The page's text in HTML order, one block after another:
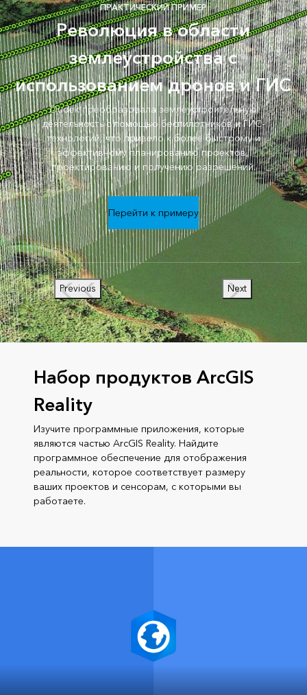
ПРАКТИЧЕСКИЙ ПРИМЕР
Революция в области
землеустройства с
использованием дронов и ГИС
Dudek преобразовала землеустроительную
деятельность с помощью беспилотников и ГИС-
технологий, что привело к более быстрому и
эффективному планированию проектов,
проектированию и получению разрешений.
Перейти к примеру
Previous Next
Набор продуктов ArcGIS
Reality
Изучите программные приложения, которые
являются частью ArcGIS Reality. Найдите
программное обеспечение для отображения
реальности, которое соответствует размеру
ваших проектов и сенсорам, с которыми вы
работаете.